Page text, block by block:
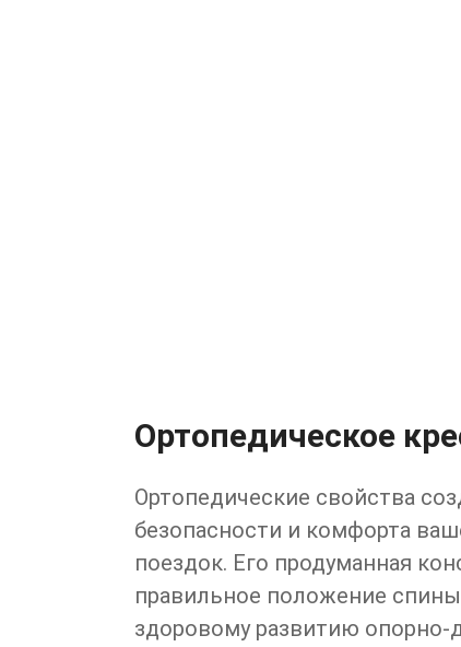
Ортопедическое
Ортопедические свойства
безопасности и комфорта
поездок. Его продуманная
правильное положение
здоровому развитию опорно-